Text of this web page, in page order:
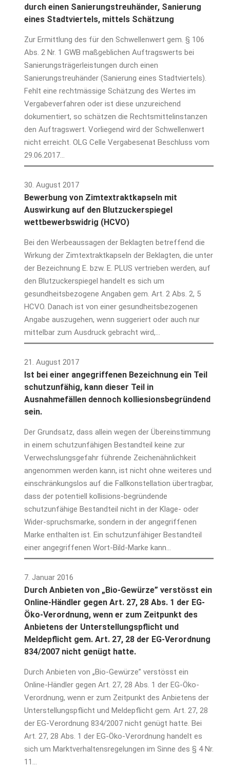
durch einen Sanierungstreuhänder, Sanierung
eines Stadtviertels, mittels Schätzung
Zur Ermittlung des für den Schwellenwert gem. § 106
Abs. 2 Nr. 1 GWB maßgeblichen Auftragswerts bei
Sanierungsträgerleistungen durch einen
Sanierungstreuhänder (Sanierung eines Stadtviertels).
Fehlt eine rechtmässige Schätzung des Wertes im
Vergabeverfahren oder ist diese unzureichend
dokumentiert, so schätzen die Rechtsmittelinstanzen
den Auftragswert. Vorliegend wird der Schwellenwert
nicht erreicht. OLG Celle Vergabesenat Beschluss vom
29.06.2017…
30. August 2017
Bewerbung von Zimtextraktkapseln mit
Auswirkung auf den Blutzuckerspiegel
wettbewerbswidrig (HCVO)
Bei den Werbeaussagen der Beklagten betreffend die
Wirkung der Zimtextraktkapseln der Beklagten, die unter
der Bezeichnung E. bzw. E. PLUS vertrieben werden, auf
den Blutzuckerspiegel handelt es sich um
gesundheitsbezogene Angaben gem. Art. 2 Abs. 2, 5
HCVO. Danach ist von einer gesundheitsbezogenen
Angabe auszugehen, wenn suggeriert oder auch nur
mittelbar zum Ausdruck gebracht wird,…
21. August 2017
Ist bei einer angegriffenen Bezeichnung ein Teil
schutzunfähig, kann dieser Teil in
Ausnahmefällen dennoch kolliesionsbegründend
sein.
Der Grundsatz, dass allein wegen der Übereinstimmung
in einem schutzunfähigen Bestandteil keine zur
Verwechslungsgefahr führende Zeichenähnlichkeit
angenommen werden kann, ist nicht ohne weiteres und
einschränkungslos auf die Fallkonstellation übertragbar,
dass der potentiell kollisions-begründende
schutzunfähige Bestandteil nicht in der Klage- oder
Wider-spruchsmarke, sondern in der angegriffenen
Marke enthalten ist. Ein schutzunfähiger Bestandteil
einer angegriffenen Wort-Bild-Marke kann…
7. Januar 2016
Durch Anbieten von „Bio-Gewürze” verstösst ein
Online-Händler gegen Art. 27, 28 Abs. 1 der EG-
Öko-Verordnung, wenn er zum Zeitpunkt des
Anbietens der Unterstellungspflicht und
Meldepflicht gem. Art. 27, 28 der EG-Verordnung
834/2007 nicht genügt hatte.
Durch Anbieten von „Bio-Gewürze” verstösst ein
Online-Händler gegen Art. 27, 28 Abs. 1 der EG-Öko-
Verordnung, wenn er zum Zeitpunkt des Anbietens der
Unterstellungspflicht und Meldepflicht gem. Art. 27, 28
der EG-Verordnung 834/2007 nicht genügt hatte. Bei
Art. 27, 28 Abs. 1 der EG-Öko-Verordnung handelt es
sich um Marktverhaltensregelungen im Sinne des § 4 Nr.
11…